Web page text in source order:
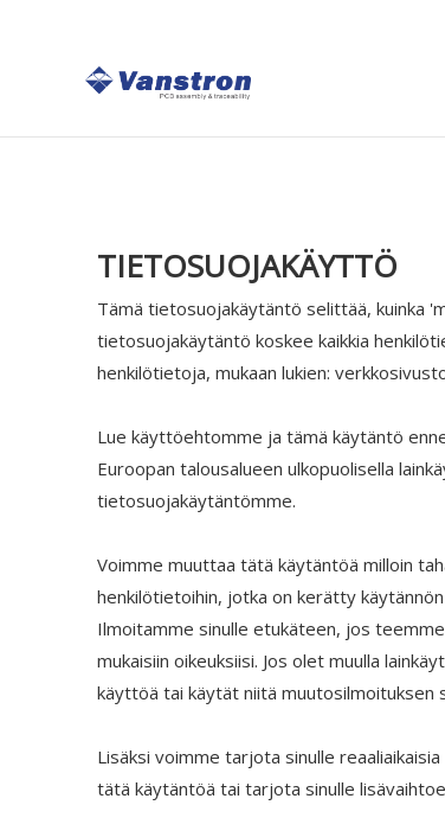
TIETOSUOJAKÄYTTÖ
Tämä tietosuojakäytäntö selittää, kuinka
tietosuojakäytäntö koskee kaikkia
henkilötietoja, mukaan lukien:
Lue käyttöehtomme ja tämä käytäntö
Euroopan talousalueen ulkopuolisella
tietosuojakäytäntömme.
Voimme muuttaa tätä käytäntöä milloin
henkilötietoihin, jotka on kerätty
Ilmoitamme sinulle etukäteen, jos
mukaisiin oikeuksiisi. Jos olet muulla
käyttöä tai käytät niitä muutosilmoituksen
Lisäksi voimme tarjota sinulle
tätä käytäntöä tai tarjota sinulle